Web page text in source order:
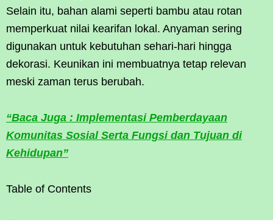
Selain itu, bahan alami seperti bambu atau rotan
memperkuat nilai kearifan lokal. Anyaman sering
digunakan untuk kebutuhan sehari-hari hingga
dekorasi. Keunikan ini membuatnya tetap relevan
meski zaman terus berubah.
“Baca Juga : Implementasi Pemberdayaan
Komunitas Sosial Serta Fungsi dan Tujuan di
Kehidupan”
Table of Contents